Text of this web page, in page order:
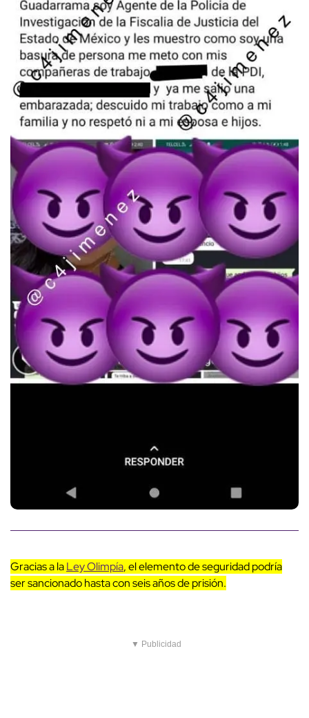
Gracias a laLey Olimpía, el elemento de seguridad podría
ser sancionado hasta con seis años de prisión.
▼ Publicidad